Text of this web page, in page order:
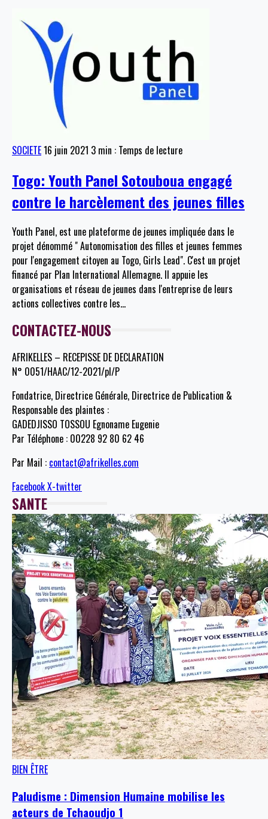
SOCIETE16 juin 2021 3 min : Temps de lecture
Togo: Youth Panel Sotouboua engagé
contre le harcèlement des jeunes filles
Youth Panel, est une plateforme de jeunes impliquée dans le
projet dénommé " Autonomisation des filles et jeunes femmes
pour l'engagement citoyen au Togo, Girls Lead". C'est un projet
financé par Plan International Allemagne. Il appuie les
organisations et réseau de jeunes dans l'entreprise de leurs
actions collectives contre les…
CONTACTEZ-NOUS
AFRIKELLES – RECEPISSE DE DECLARATION
N° 0051/HAAC/12-2021/pl/P
Fondatrice, Directrice Générale, Directrice de Publication &
Responsable des plaintes :
GADEDJISSO TOSSOU Egnoname Eugenie
Par Téléphone : 00228 92 80 62 46
Par Mail : contact@afrikelles.com
FacebookX-twitter
SANTE
BIEN ÊTRE
Paludisme : Dimension Humaine mobilise les
acteurs de Tchaoudjo 1